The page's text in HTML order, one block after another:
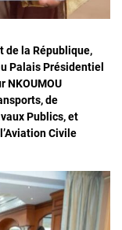
de la République,
Palais Présidentiel
NKOUMOU
de
Publics, et
Civile